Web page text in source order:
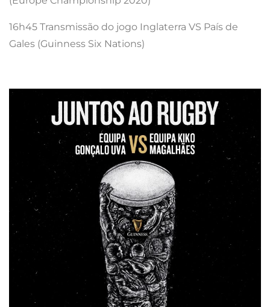
16h45 Transmissão do jogo Inglaterra VS País de
Gales (Guinness Six Nations)